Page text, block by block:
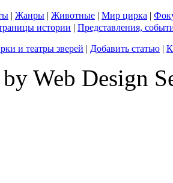
| Жанры | Животные | Мир цирка |
истории | Представления,
и театры зверей | Добавить статью |
Web Design